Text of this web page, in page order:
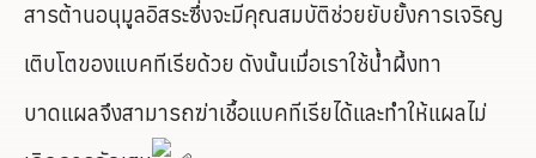
สารต้านอนุมูลอิสระซึ่งจะมีคุณสมบัติช่วยยับยั้งการเจริญ
เติบโตของแบคทีเรียด้วย ดังนั้นเมื่อเราใช้น้ำผึ้งทา
บาดแผลจึงสามารถฆ่าเชื้อแบคทีเรียได้และทำให้แผลไม่